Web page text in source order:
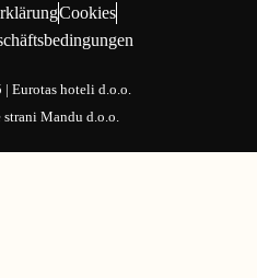
Cookies
Eurotas hoteli d.o.o.
strani Mandu d.o.o.